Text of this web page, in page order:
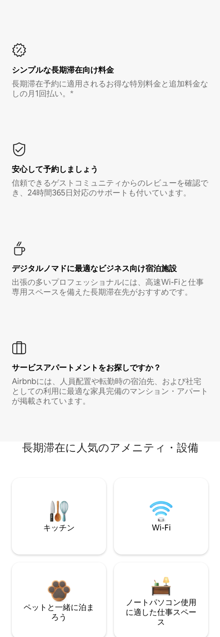
シンプルな長期滞在向け料金
長期滞在予約に適用されるお得な特別料金と追加料金な
しの月1回払い。*
安心して予約しましょう
信頼できるゲストコミュニティからのレビューを確認で
き、24時間365日対応のサポートも付いています。
デジタルノマド⁠に最⁠適⁠なビ⁠ジ⁠ネ⁠ス⁠向⁠け宿⁠泊⁠施⁠設
出張の多いプロフェッショナルには、高速Wi-Fiと仕事
専用スペースを備えた長期滞在先がおすすめです。
サービスアパートメントをお探しですか？
Airbnbには、人員配置や転勤時の宿泊先、および社宅
としての利用に最適な家具完備のマンション・アパート
が掲載されています。
長期滞在に人気のアメニティ・設備
キッチン Wi-Fi
ペットと一緒に泊ま
ろう
ノートパソコン使用
に適した仕事スペー
ス